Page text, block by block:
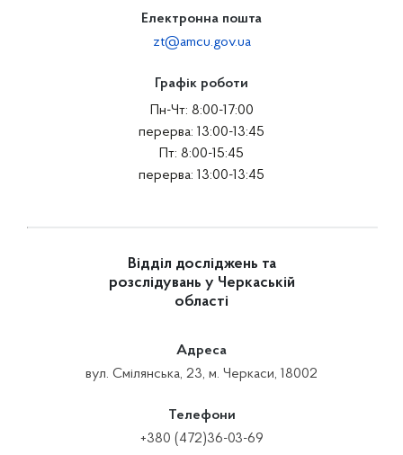
Електронна пошта
zt@amcu.gov.ua
Графік роботи
Пн-Чт: 8:00-17:00
перерва: 13:00-13:45
Пт: 8:00-15:45
перерва: 13:00-13:45
Відділ досліджень та
розслідувань у Черкаській
області
Адреса
вул. Смілянська, 23, м. Черкаси, 18002
Телефони
+380 (472)36-03-69